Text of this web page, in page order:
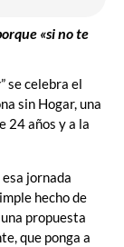
«si no te
” se celebra el
sin Hogar, una
24 años y a la
jornada
hecho de
propuesta
que ponga a